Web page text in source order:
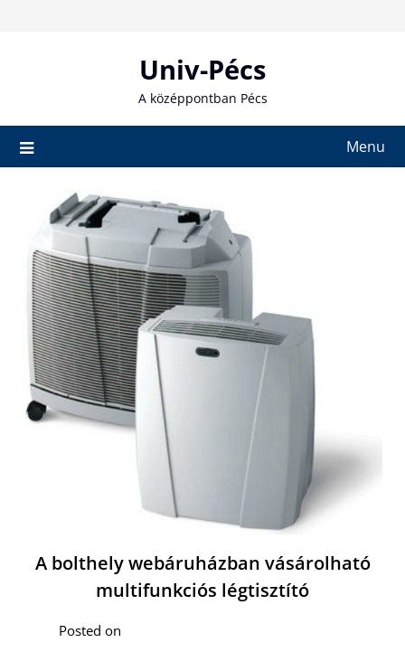
Univ-Pécs
A középpontban Pécs
Menu
A bolthely webáruházban vásárolható
multifunkciós légtisztító
Posted on